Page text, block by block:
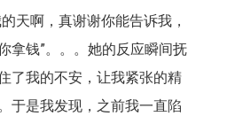
天啊，真谢谢你能告诉我，
拿钱”。。。她的反应瞬间抚
了我的不安，让我紧张的精
于是我发现，之前我一直陷